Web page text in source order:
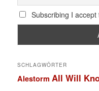
Subscribing I
SCHLAGWÖRTER
Alestorm All Will